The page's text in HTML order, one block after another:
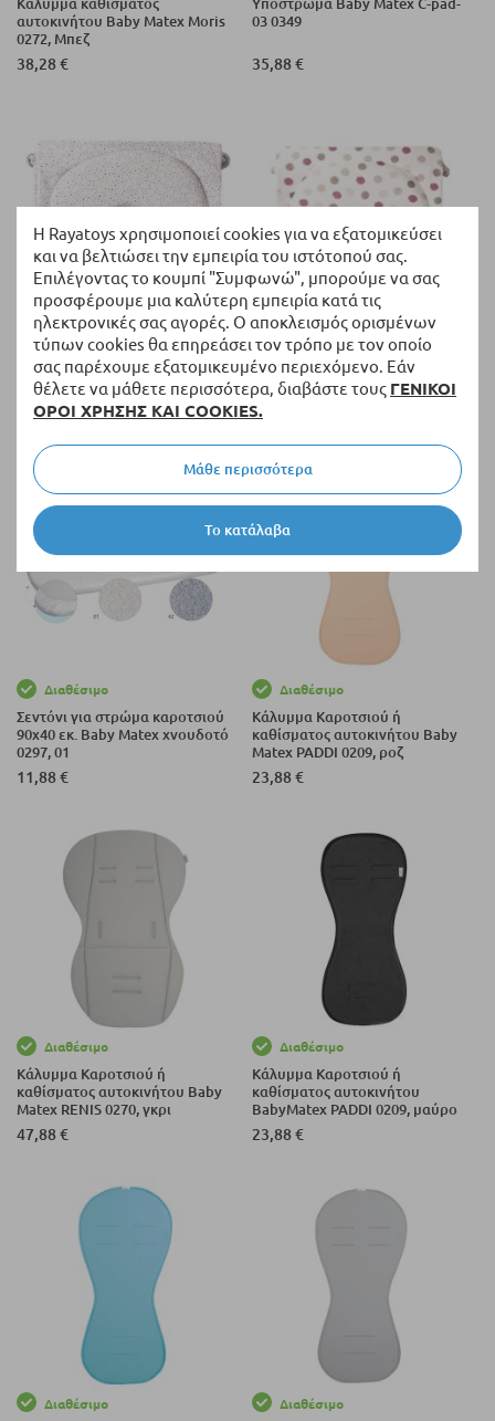
Η Rayatoys χρησιμοποιεί cookies για να εξατομικεύσει
και να βελτιώσει την εμπειρία του ιστότοπού σας.
Επιλέγοντας το κουμπί "Συμφωνώ", μπορούμε να σας
προσφέρουμε μια καλύτερη εμπειρία κατά τις
ηλεκτρονικές σας αγορές. Ο αποκλεισμός ορισμένων
τύπων cookies θα επηρεάσει τον τρόπο με τον οποίο
σας παρέχουμε εξατομικευμένο περιεχόμενο. Εάν
θέλετε να μάθετε περισσότερα, διαβάστε τους ΓΕΝΙΚΟΙ
ΟΡΟΙ ΧΡΗΣΗΣ ΚΑΙ COOKIES.
Το κατάλαβα
Μάθε περισσότερα
αυτοκινήτου Baby Matex Moris
0272, Μπεζ
38,28 €
03 0349
35,88 €
Διαθέσιμο
Υπόστρωμα Baby Matex C-pad-
02 0349
35,88 €
Διαθέσιμο
Υπόστρωμα Baby Matex C-pad-
01 0349
35,88 €
Διαθέσιμο
Σεντόνι για στρώμα καροτσιού
90x40 εκ. Baby Matex χνουδοτό
0297, 01
11,88 €
Διαθέσιμο
Κάλυμμα Καροτσιού ή
καθίσματος αυτοκινήτου Baby
Matex PADDI 0209, ροζ
23,88 €
Διαθέσιμο
Κάλυμμα Καροτσιού ή
καθίσματος αυτοκινήτου Baby
Matex RENIS 0270, γκρι
47,88 €
Διαθέσιμο
Κάλυμμα Καροτσιού ή
καθίσματος αυτοκινήτου
BabyMatex PADDI 0209, μαύρο
23,88 €
Διαθέσιμο Διαθέσιμο